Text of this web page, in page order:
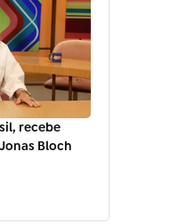
recebe
Bloch